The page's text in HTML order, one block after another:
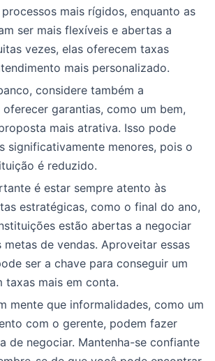
mais rígidos, enquanto as
ser mais flexíveis e abertas a
vezes, elas oferecem taxas
mais personalizado.
considere também a
garantias, como um bem,
mais atrativa. Isso pode
significativamente menores, pois o
é reduzido.
é estar sempre atento às
estratégicas, como o final do ano,
estão abertas a negociar
metas de vendas. Aproveitar essas
ser a chave para conseguir um
taxas mais em conta.
mente que informalidades, como um
com o gerente, podem fazer
de negociar. Mantenha-se confiante